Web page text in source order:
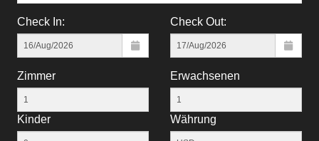
Check In: Check Out:
Zimmer Erwachsenen
Kinder Währung